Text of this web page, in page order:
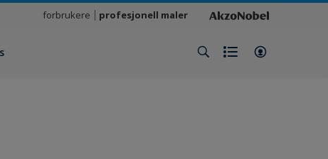
forbrukere profesjonell maler